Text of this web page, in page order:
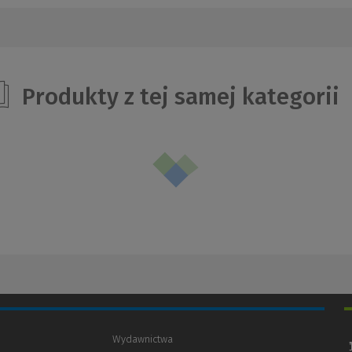
Produkty z tej samej kategorii
Wydawnictwa